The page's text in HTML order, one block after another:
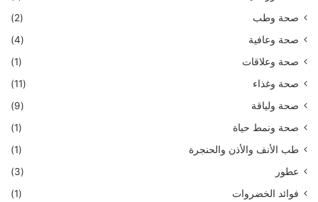
صحة وطب
(2)
صحة وعافية
(4)
صحة وعلاقات
(1)
صحة وغذاء
(11)
صحة ولياقة
(9)
صحة ونمط حياة
(1)
طب الأنف والأذن والحنجرة
(1)
عطور
(3)
فوائد الخضروات
(1)